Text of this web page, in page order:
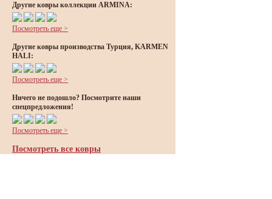
Другие ковры коллекции ARMINA:
Посмотреть еще >
Другие ковры производства Турция, KARMEN
HALI:
Посмотреть еще >
Ничего не подошло? Посмотрите наши
спецпредложения!
Посмотреть еще >
Посмотреть все ковры